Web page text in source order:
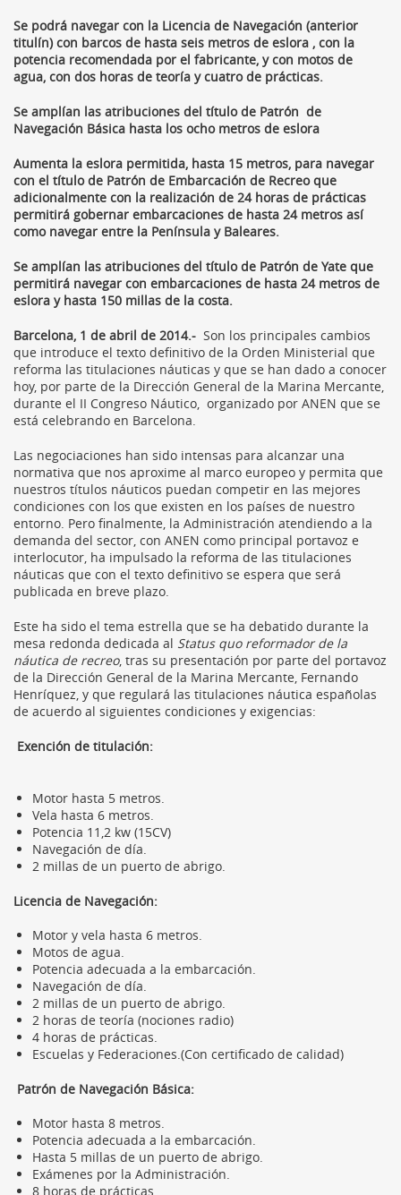
Se podrá navegar con la Licencia de Navegación (anterior
titulín) con barcos de hasta seis metros de eslora , con la
potencia recomendada por el fabricante, y con motos de
agua, con dos horas de teoría y cuatro de prácticas.
Se amplían las atribuciones del título de Patrón de
Navegación Básica hasta los ocho metros de eslora
Aumenta la eslora permitida, hasta 15 metros, para navegar
con el título de Patrón de Embarcación de Recreo que
adicionalmente con la realización de 24 horas de prácticas
permitirá gobernar embarcaciones de hasta 24 metros así
como navegar entre la Península y Baleares.
Se amplían las atribuciones del título de Patrón de Yate que
permitirá navegar con embarcaciones de hasta 24 metros de
eslora y hasta 150 millas de la costa.
Barcelona, 1 de abril de 2014.- Son los principales cambios
que introduce el texto definitivo de la Orden Ministerial que
reforma las titulaciones náuticas y que se han dado a conocer
hoy, por parte de la Dirección General de la Marina Mercante,
durante el II Congreso Náutico, organizado por ANEN que se
está celebrando en Barcelona.
Las negociaciones han sido intensas para alcanzar una
normativa que nos aproxime al marco europeo y permita que
nuestros títulos náuticos puedan competir en las mejores
condiciones con los que existen en los países de nuestro
entorno. Pero finalmente, la Administración atendiendo a la
demanda del sector, con ANEN como principal portavoz e
interlocutor, ha impulsado la reforma de las titulaciones
náuticas que con el texto definitivo se espera que será
publicada en breve plazo.
Este ha sido el tema estrella que se ha debatido durante la
mesa redonda dedicada al Status quo reformador de la
náutica de recreo, tras su presentación por parte del portavoz
de la Dirección General de la Marina Mercante, Fernando
Henríquez, y que regulará las titulaciones náutica españolas
de acuerdo al siguientes condiciones y exigencias:
Exención de titulación:
Motor hasta 5 metros.
Vela hasta 6 metros.
Potencia 11,2 kw (15CV)
Navegación de día.
2 millas de un puerto de abrigo.
Licencia de Navegación:
Motor y vela hasta 6 metros.
Motos de agua.
Potencia adecuada a la embarcación.
Navegación de día.
2 millas de un puerto de abrigo.
2 horas de teoría (nociones radio)
4 horas de prácticas.
Escuelas y Federaciones.(Con certificado de calidad)
Patrón de Navegación Básica:
Motor hasta 8 metros.
Potencia adecuada a la embarcación.
Hasta 5 millas de un puerto de abrigo.
Exámenes por la Administración.
8 horas de prácticas.